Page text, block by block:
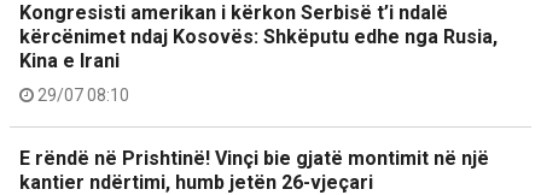
Kongresisti amerikan i kërkon Serbisë t’i ndalë
kërcënimet ndaj Kosovës: Shkëputu edhe nga Rusia,
Kina e Irani
29/07 08:10
E rëndë në Prishtinë! Vinçi bie gjatë montimit në një
kantier ndërtimi, humb jetën 26-vjeçari